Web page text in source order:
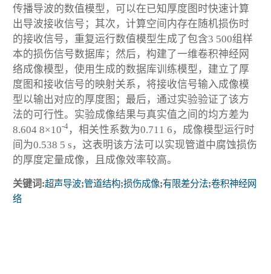
传播导波的数值模型，可以在已知厚度图时快速计算
出导波接收信号；其次，计算空间内存在随机损伤时
的接收信号，重复运行数值模型生成了包含3 500组样
本的损伤信号数据库；然后，构建了一维卷积神经网
络成像模型，使用生成的数据库训练模型，建立了厚
度图和接收信号的映射关系，将接收信号输入成像模
型以输出对应的厚度图；最后，通过实验验证了该方
法的可行性。实验成像结果与真实值之间的均方差为
8.604 8×10-4 ，相关性系数为0.711 6，成像模型运行时
间为0.538 5 s，这表明该方法可以实现管道中腐蚀损伤
的厚度定量成像，且成像效率较高。
关键词:超声导波;管道结构;损伤成像;有限差分法;卷积神经网
络